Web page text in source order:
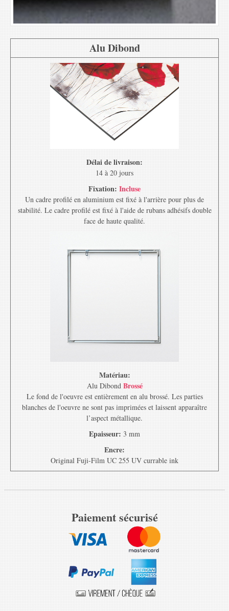
Alu Dibond
Délai de livraison:
14 à 20 jours
Fixation: Incluse
Un cadre profilé en aluminium est fixé à l'arrière pour plus de
stabilité. Le cadre profilé est fixé à l'aide de rubans adhésifs double
face de haute qualité.
Matériau:
Alu Dibond Brossé
Le fond de l'oeuvre est entièrement en alu brossé. Les parties
blanches de l'oeuvre ne sont pas imprimées et laissent apparaître
l’aspect métallique.
Epaisseur: 3 mm
Encre:
Original Fuji-Film UC 255 UV currable ink
Paiement sécurisé